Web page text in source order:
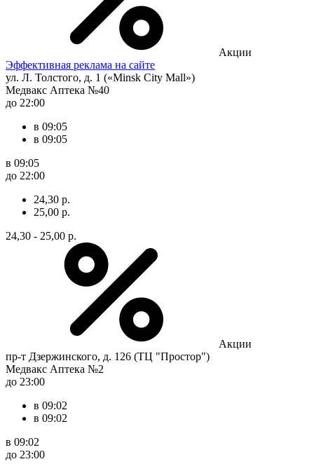
Акции
Эффективная реклама на сайте
ул. Л. Толстого, д. 1 («Minsk City Mall»)
Медвакс Аптека №40
до 22:00
в 09:05
в 09:05
в 09:05
до 22:00
24,30 р.
25,00 р.
24,30 - 25,00 р.
Акции
пр-т Дзержинского, д. 126 (ТЦ "Простор")
Медвакс Аптека №2
до 23:00
в 09:02
в 09:02
в 09:02
до 23:00